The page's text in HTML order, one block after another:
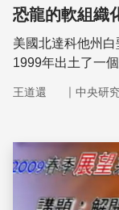
恐龍的軟組織
美國北達科他州
1999年出土了一
龍，是素食恐龍。
王道還 ｜ 中央研